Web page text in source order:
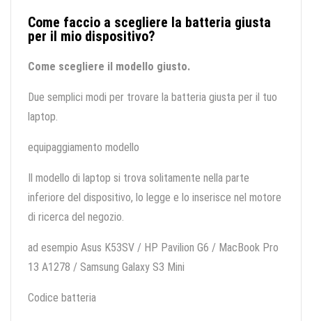
Come faccio a scegliere la batteria giusta
per il mio dispositivo?
Come scegliere il modello giusto.
Due semplici modi per trovare la batteria giusta per il tuo
laptop.
equipaggiamento modello
Il modello di laptop si trova solitamente nella parte
inferiore del dispositivo, lo legge e lo inserisce nel motore
di ricerca del negozio.
ad esempio Asus K53SV / HP Pavilion G6 / MacBook Pro
13 A1278 / Samsung Galaxy S3 Mini
Codice batteria